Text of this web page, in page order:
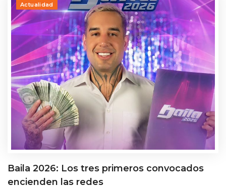
Actualidad
Baila 2026: Los tres primeros convocados
encienden las redes